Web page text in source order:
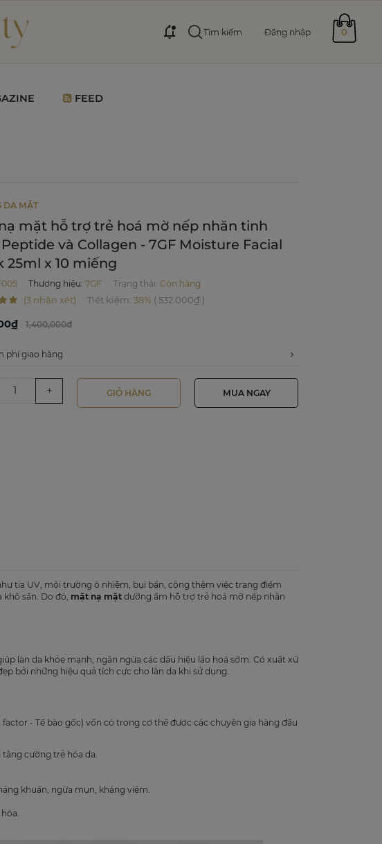
Tìm kiếm Đăng nhập 0
FEED
DA MẶT
mặt hỗ trợ trẻ hoá mờ nếp nhăn tinh
và Collagen - 7GF Moisture Facial
25ml x 10 miếng
Thương hiệu:7GF Trạng thái: Còn hàng
(3 nhận xét) Tiết kiệm:38% (532.000₫ )
1,400,000đ
phí giao hàng
+ GIỎ HÀNG MUA NGAY
tia UV, môi trường ô nhiễm, bụi bẩn, cộng thêm việc trang điểm
sần. Do đó, mặt nạ mặtdưỡng ẩm hỗ trợ trẻ hoá mờ nếp nhăn
làn da khỏe mạnh, ngăn ngừa các dấu hiệu lão hoá sớm. Có xuất xứ
bởi những hiệu quả tích cực cho làn da khi sử dụng.
- Tế bào gốc) vốn có trong cơ thể được các chuyên gia hàng đầu
cường trẻ hóa da.
khuẩn, ngừa mụn, kháng viêm.